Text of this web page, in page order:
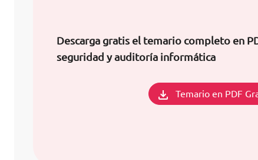
Descarga gratis el temario completo en
seguridad y auditoría informática
Temario en PDF